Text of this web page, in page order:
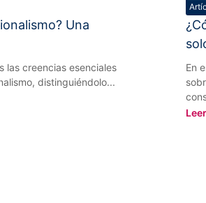
Una
las creencias esenciales
distinguiéndolo...
En